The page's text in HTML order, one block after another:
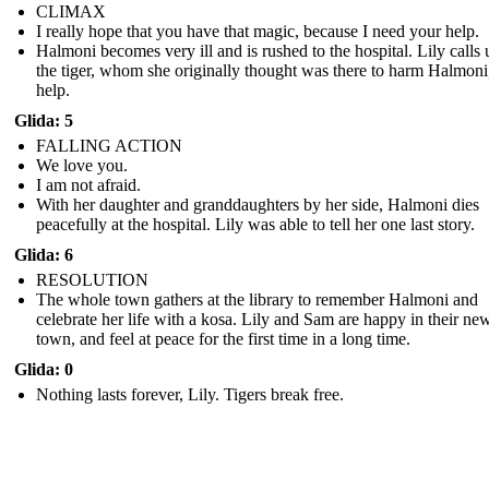
CLIMAX
I really hope that you have that magic, because I need your help.
Halmoni becomes very ill and is rushed to the hospital. Lily calls
the tiger, whom she originally thought was there to harm
help.
Glida: 5
FALLING ACTION
We love you.
I am not afraid.
With her daughter and granddaughters by her side, Halmoni dies
peacefully at the hospital. Lily was able to tell her one last story.
Glida: 6
RESOLUTION
The whole town gathers at the library to remember Halmoni and
celebrate her life with a kosa. Lily and Sam are happy in their
town, and feel at peace for the first time in a long time.
Glida: 0
Nothing lasts forever, Lily. Tigers break free.